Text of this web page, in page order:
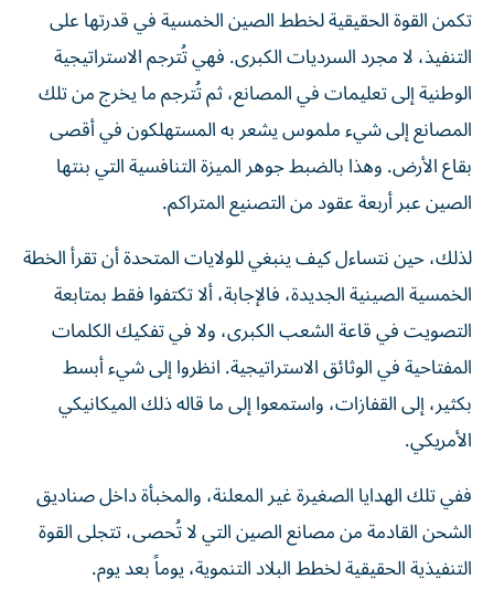
تكمن القوة الحقيقية لخطط الصين الخمسية في قدرتها على
التنفيذ، لا مجرد السرديات الكبرى. فهي تُترجم الاستراتيجية
الوطنية إلى تعليمات في المصانع، ثم تُترجم ما يخرج من تلك
المصانع إلى شيء ملموس يشعر به المستهلكون في أقصى
بقاع الأرض. وهذا بالضبط جوهر الميزة التنافسية التي بنتها
الصين عبر أربعة عقود من التصنيع المتراكم.
لذلك، حين نتساءل كيف ينبغي للولايات المتحدة أن تقرأ الخطة
الخمسية الصينية الجديدة، فالإجابة، ألا تكتفوا فقط بمتابعة
التصويت في قاعة الشعب الكبرى، ولا في تفكيك الكلمات
المفتاحية في الوثائق الاستراتيجية. انظروا إلى شيء أبسط
بكثير، إلى القفازات، واستمعوا إلى ما قاله ذلك الميكانيكي
الأمريكي.
ففي تلك الهدايا الصغيرة غير المعلنة، والمخبأة داخل صناديق
الشحن القادمة من مصانع الصين التي لا تُحصى، تتجلى القوة
التنفيذية الحقيقية لخطط البلاد التنموية، يوماً بعد يوم.